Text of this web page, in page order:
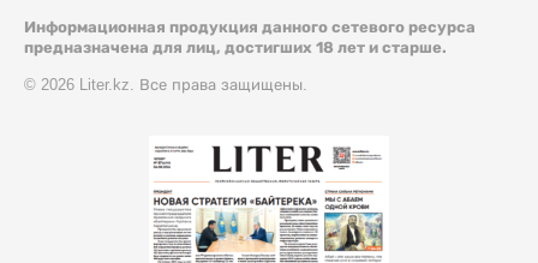
Информационная продукция данного сетевого ресурса
предназначена для лиц, достигших 18 лет и старше.
© 2026 Liter.kz. Все права защищены.